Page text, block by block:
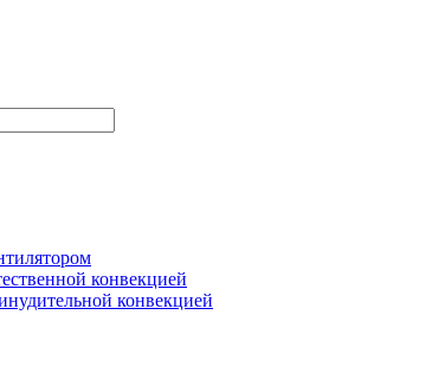
конвекцией
конвекцией